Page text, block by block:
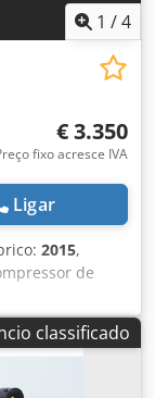
1 /4
€ 3.350
fixo acresce IVA
Ligar
2015,
de
Dados
Pressão
Ano: 2015.
funcional.
PLN Veja o
classificado